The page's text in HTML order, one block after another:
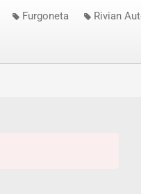
Furgoneta Rivian